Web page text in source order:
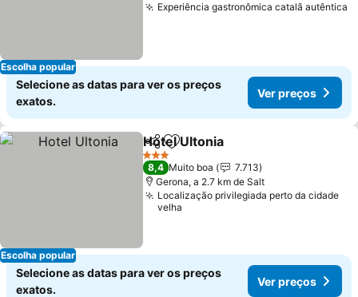
Escolha popular
Experiência gastronômica catalã autêntica
Selecione as datas para ver os preços
exatos.
Ver preços
Escolha popular
PartilharAdicionar aos favoritos
Hotel Ultonia
3 Estrelas
8,4 Muito boa
7.713
Gerona, a 2.7 km de Salt
Localização privilegiada perto da cidade
velha
Selecione as datas para ver os preços
exatos.
Ver preços